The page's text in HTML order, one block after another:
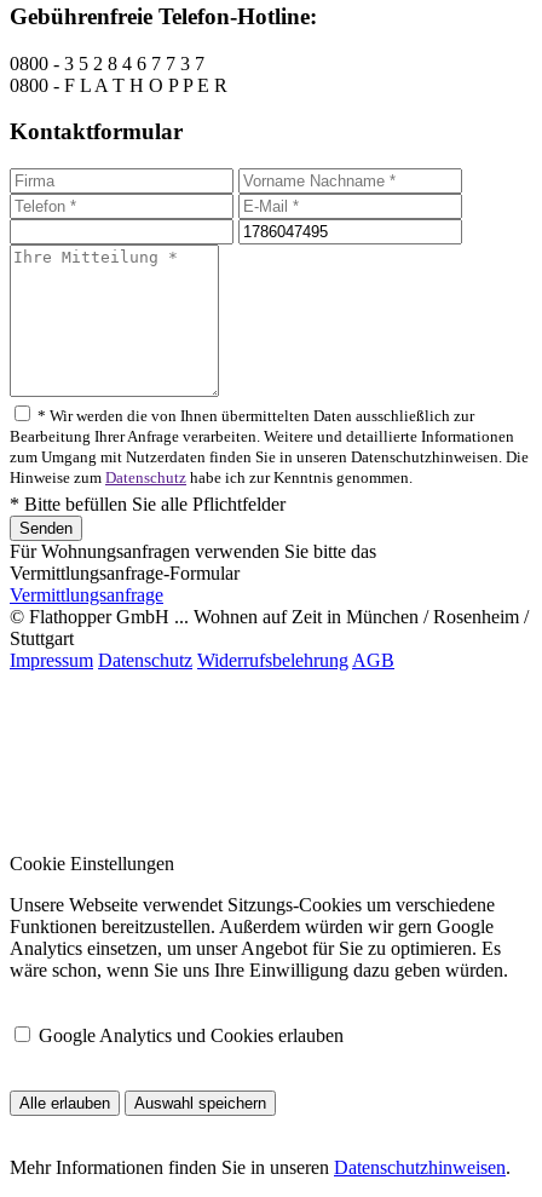
Gebührenfreie Telefon-Hotline:
0800 - 3 5 2 8 4 6 7 7 3 7
0800 - F L A T H O P P E R
Kontaktformular
* Wir werden die von Ihnen übermittelten Daten ausschließlich zur
Bearbeitung Ihrer Anfrage verarbeiten. Weitere und detaillierte Informationen
zum Umgang mit Nutzerdaten finden Sie in unseren Datenschutzhinweisen. Die
Hinweise zum Datenschutz habe ich zur Kenntnis genommen.
* Bitte befüllen Sie alle Pflichtfelder
Für Wohnungsanfragen verwenden Sie bitte das
Vermittlungsanfrage-Formular
Vermittlungsanfrage
© Flathopper GmbH ... Wohnen auf Zeit in München / Rosenheim /
Stuttgart
Impressum Datenschutz Widerrufsbelehrung AGB
Cookie Einstellungen
Unsere Webseite verwendet Sitzungs-Cookies um verschiedene
Funktionen bereitzustellen. Außerdem würden wir gern Google
Analytics einsetzen, um unser Angebot für Sie zu optimieren. Es
wäre schon, wenn Sie uns Ihre Einwilligung dazu geben würden.
Google Analytics und Cookies erlauben
Alle erlauben Auswahl speichern
Mehr Informationen finden Sie in unseren Datenschutzhinweisen.